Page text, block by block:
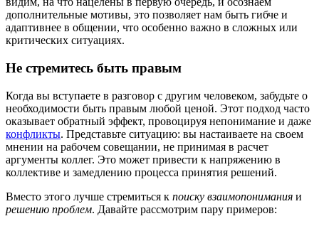
дополнительные мотивы, это позволяет нам быть гибче и
адаптивнее в общении, что особенно важно в сложных или
критических ситуациях.
Не стремитесь быть правым
Когда вы вступаете в разговор с другим человеком, забудьте о
необходимости быть правым любой ценой. Этот подход часто
оказывает обратный эффект, провоцируя непонимание и даже
конфликты. Представьте ситуацию: вы настаиваете на своем
мнении на рабочем совещании, не принимая в расчет
аргументы коллег. Это может привести к напряжению в
коллективе и замедлению процесса принятия решений.
Вместо этого лучше стремиться к поиску взаимопонимания и
решению проблем. Давайте рассмотрим пару примеров: